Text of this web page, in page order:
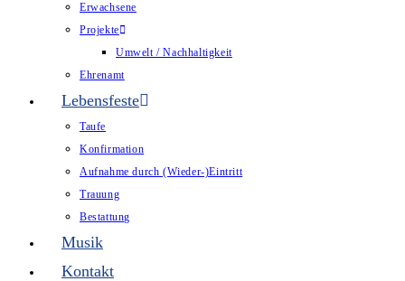
Erwachsene
Projekte
Umwelt / Nachhaltigkeit
Ehrenamt
Lebensfeste
Taufe
Konfirmation
Aufnahme durch (Wieder-)Eintritt
Trauung
Bestattung
Musik
Kontakt